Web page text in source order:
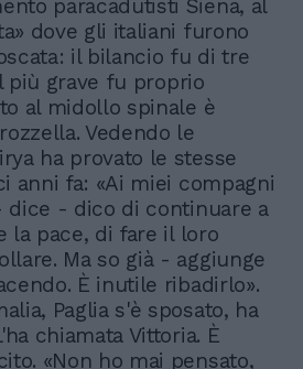
paracadutisti Siena, al
dove gli italiani furono
il bilancio fu di tre
più grave fu proprio
al midollo spinale è
Vedendo le
ha provato le stesse
anni fa: «Ai miei compagni
dice - dico di continuare a
la pace, di fare il loro
Ma so già - aggiunge
È inutile ribadirlo».
Paglia s'è sposato, ha
chiamata Vittoria. È
«Non ho mai pensato,